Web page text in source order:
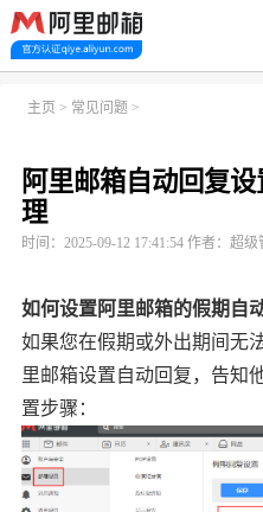
首页 阿里企业邮箱
主页 > 常见问题 >
阿里邮箱自动回复
理
时间：2025-09-12 17:41:54 作者：超级
如何设置阿里邮箱的假期自
如果您在假期或外出期间无
里邮箱设置自动回复，告知
置步骤：